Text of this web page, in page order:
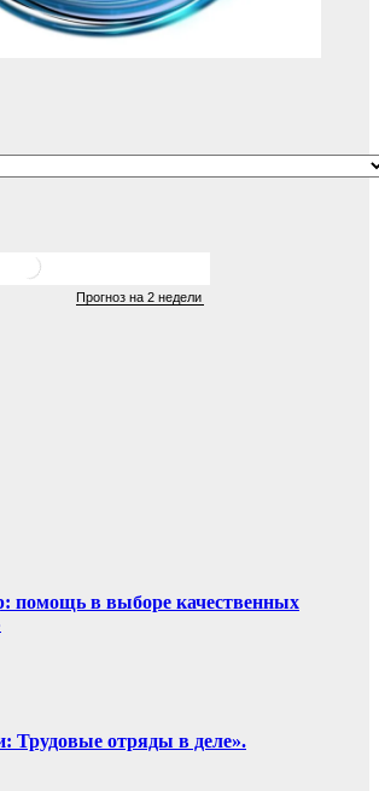
помощь в выборе качественных
Трудовые отряды в деле».